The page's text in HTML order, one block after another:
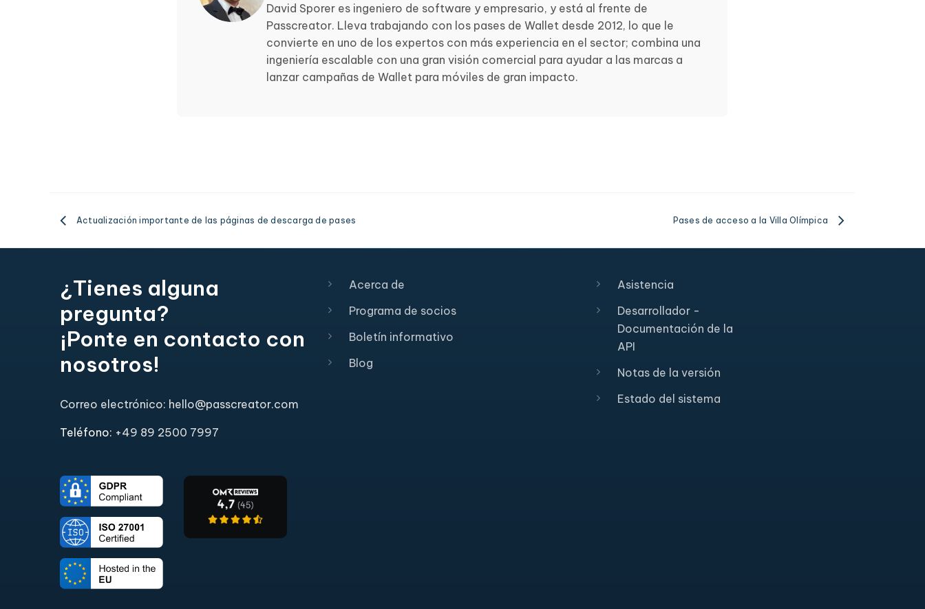
David Sporer es ingeniero de software y empresario, y está al frente de
Passcreator. Lleva trabajando con los pases de Wallet desde 2012, lo que le
convierte en uno de los expertos con más experiencia en el sector; combina una
ingeniería escalable con una gran visión comercial para ayudar a las marcas a
lanzar campañas de Wallet para móviles de gran impacto.
Actualización importante de las páginas de descarga de pases Pases de acceso a la Villa Olímpica
¿Tienes alguna
pregunta?
¡Ponte en contacto con
nosotros!
Correo electrónico: hello@passcreator.com
Teléfono: +49 89 2500 7997
Acerca de
Programa de socios
Boletín informativo
Blog
Asistencia
Desarrollador -
Documentación de la
API
Notas de la versión
Estado del sistema